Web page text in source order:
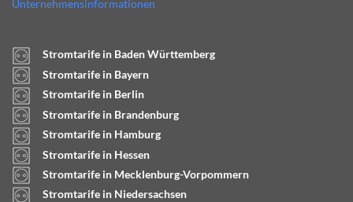
Unternehmensinformationen
Stromtarife in Baden Württemberg
Stromtarife in Bayern
Stromtarife in Berlin
Stromtarife in Brandenburg
Stromtarife in Hamburg
Stromtarife in Hessen
Stromtarife in Mecklenburg-Vorpommern
Stromtarife in Niedersachsen